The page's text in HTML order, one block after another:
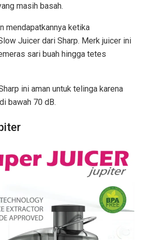
masih basah.
mendapatkannya ketika
Juicer dari Sharp. Merk juicer ini
sari buah hingga tetes
ini aman untuk telinga karena
bawah 70 dB.